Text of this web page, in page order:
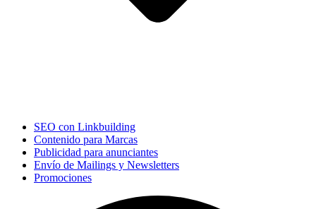
SEO con Linkbuilding
Contenido para Marcas
Publicidad para anunciantes
Envío de Mailings y Newsletters
Promociones